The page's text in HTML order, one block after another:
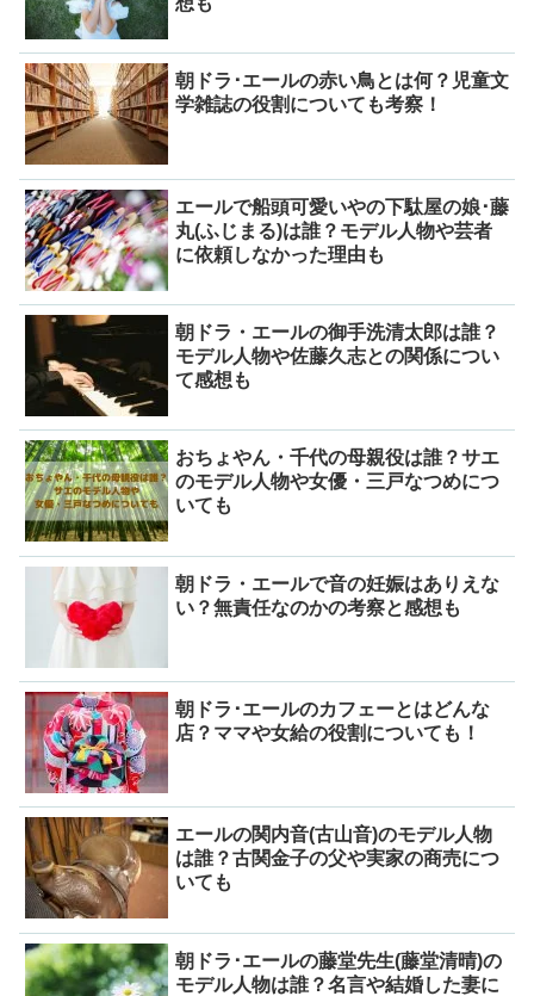
朝ドラ･エールの赤い鳥とは何？児童文
学雑誌の役割についても考察！
エールで船頭可愛いやの下駄屋の娘･藤
丸(ふじまる)は誰？モデル人物や芸者
に依頼しなかった理由も
朝ドラ・エールの御手洗清太郎は誰？
モデル人物や佐藤久志との関係につい
て感想も
おちょやん・千代の母親役は誰？サエ
のモデル人物や女優・三戸なつめにつ
いても
朝ドラ・エールで音の妊娠はありえな
い？無責任なのかの考察と感想も
朝ドラ･エールのカフェーとはどんな
店？ママや女給の役割についても！
エールの関内音(古山音)のモデル人物
は誰？古関金子の父や実家の商売につ
いても
朝ドラ･エールの藤堂先生(藤堂清晴)の
モデル人物は誰？名言や結婚した妻に